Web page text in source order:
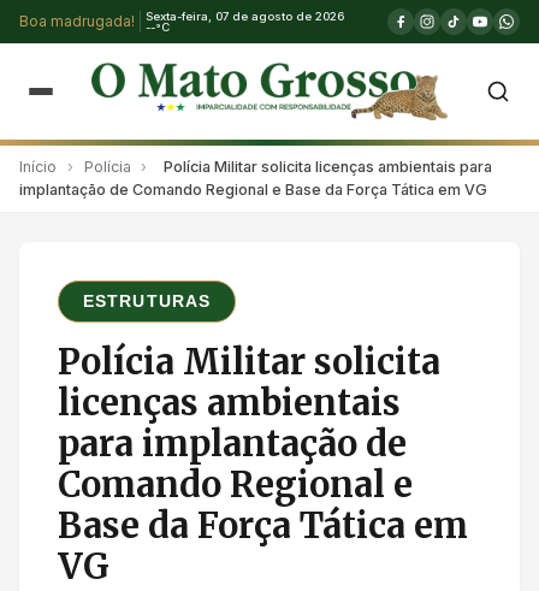
Boa madrugada!
Sexta-feira, 07 de agosto de 2026
--°C
Início › Polícia ›
Polícia Militar solicita licenças ambientais para
implantação de Comando Regional e Base da Força Tática em VG
ESTRUTURAS
Polícia Militar solicita
licenças ambientais
para implantação de
Comando Regional e
Base da Força Tática em
VG